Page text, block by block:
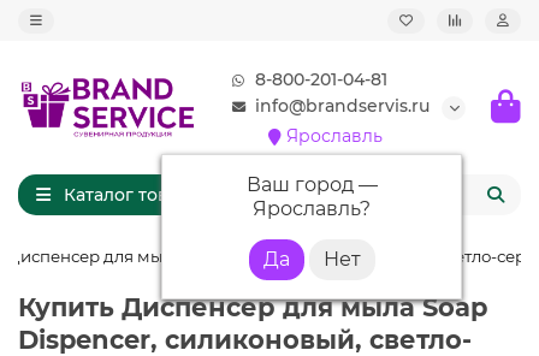
8-800-201-04-81
info@brandservis.ru
Ярославль
Ваш город —
Ярославль?
Каталог товаров
Диспенсер для мыла Soap Dispencer, силиконовый, светло-
Купить Диспенсер для мыла Soap
Dispencer, силиконовый, светло-